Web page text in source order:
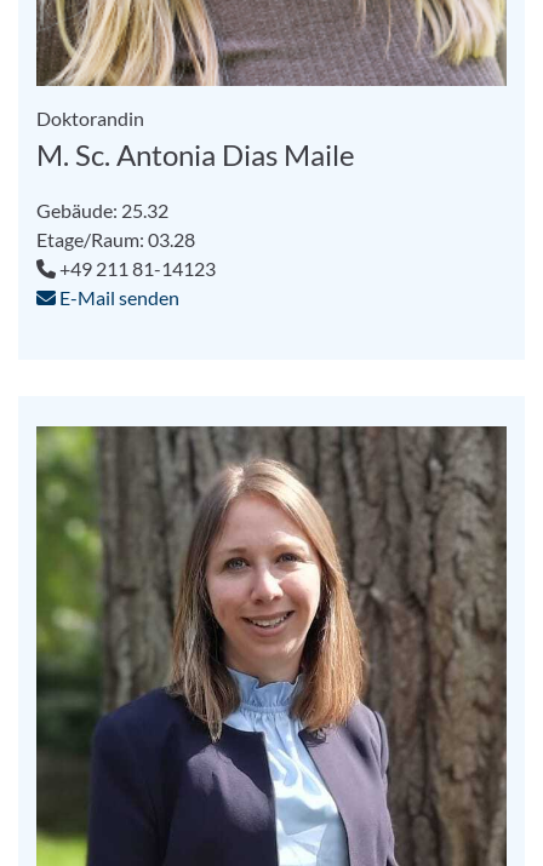
Doktorandin
M. Sc. Antonia Dias Maile
Gebäude: 25.32
Etage/Raum: 03.28
+49 211 81-14123
E-Mail senden